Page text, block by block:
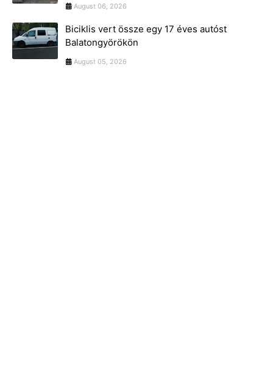
August 06, 2026
Biciklis vert össze egy 17 éves autóst
Balatongyörökön
August 05, 2026